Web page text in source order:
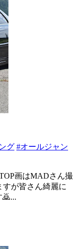
グ #オールジャン
画はMADさん撮
が皆さん綺麗に